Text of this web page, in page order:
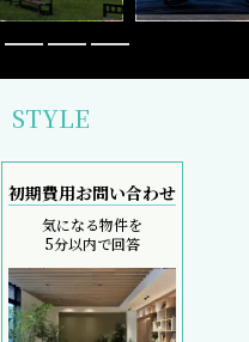
STYLE
初期費用お問い合わせ
気になる物件を
5分以内で回答